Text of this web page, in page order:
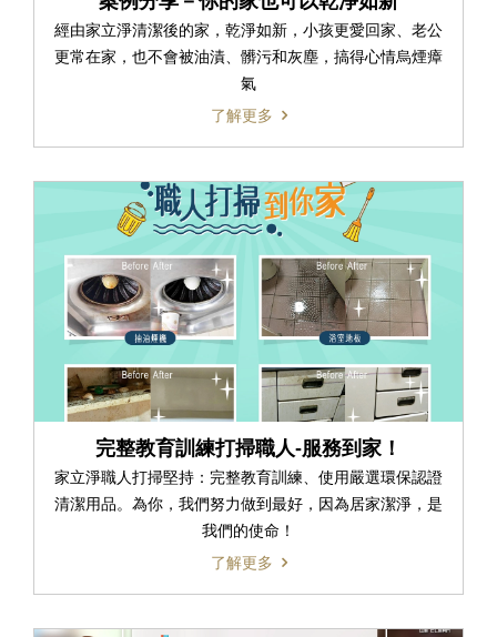
經由家立淨清潔後的家，乾淨如新，小孩更愛回家、老公
更常在家，也不會被油漬、髒污和灰塵，搞得心情烏煙瘴
氣
了解更多
完整教育訓練打掃職人-服務到家！
家立淨職人打掃堅持：完整教育訓練、使用嚴選環保認證
清潔用品。為你，我們努力做到最好，因為居家潔淨，是
我們的使命！
了解更多